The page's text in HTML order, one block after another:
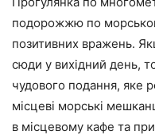
подорожжю по
позитивних вражень.
сюди у вихідний день,
чудового подання, яке
місцеві морські
в місцевому кафе та